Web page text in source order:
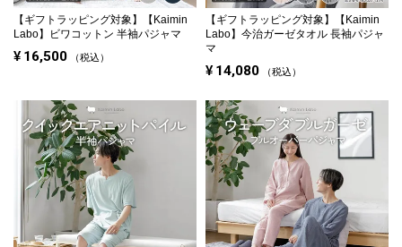
【ギフトラッピング対象】
【Kaimin
Labo】ビワコットン 半袖パジャマ
¥ 16,500 税込
【ギフトラッピング対象】
【Kaimin
Labo】今治ガーゼタオル 長袖パジャ
マ
¥ 14,080 税込